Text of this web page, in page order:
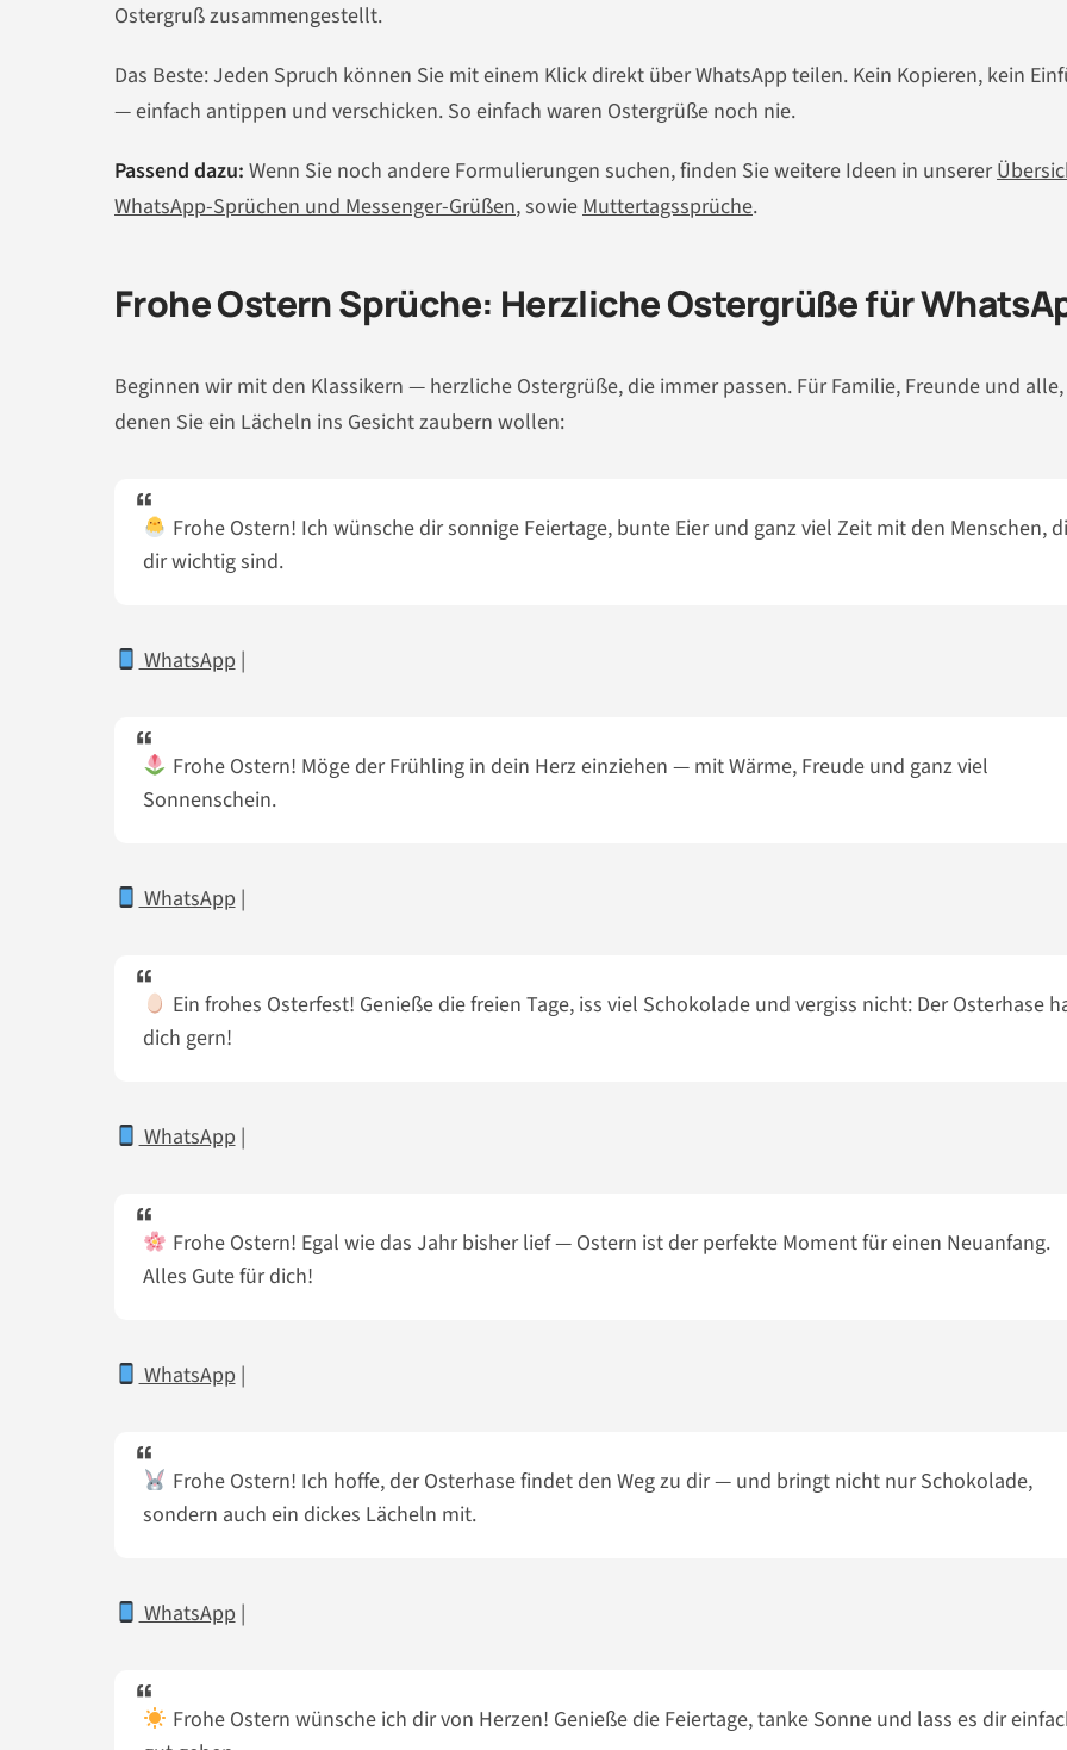
Ostergruß zusammengestellt.
Das Beste: Jeden Spruch können Sie mit einem Klick direkt über WhatsApp teilen. Kein Kopieren, kein
— einfach antippen und verschicken. So einfach waren Ostergrüße noch nie.
Passend dazu: Wenn Sie noch andere Formulierungen suchen, finden Sie weitere Ideen in unserer
WhatsApp-Sprüchen und Messenger-Grüßen, sowie Muttertagssprüche.
Frohe Ostern Sprüche: Herzliche Ostergrüße für
Beginnen wir mit den Klassikern — herzliche Ostergrüße, die immer passen. Für Familie, Freunde und alle,
denen Sie ein Lächeln ins Gesicht zaubern wollen:
Frohe Ostern! Ich wünsche dir sonnige Feiertage, bunte Eier und ganz viel Zeit mit den Menschen,
dir wichtig sind.
WhatsApp|
Frohe Ostern! Möge der Frühling in dein Herz einziehen — mit Wärme, Freude und ganz viel
Sonnenschein.
WhatsApp|
Ein frohes Osterfest! Genieße die freien Tage, iss viel Schokolade und vergiss nicht: Der Osterhase
dich gern!
WhatsApp|
Frohe Ostern! Egal wie das Jahr bisher lief — Ostern ist der perfekte Moment für einen Neuanfang.
Alles Gute für dich!
WhatsApp|
Frohe Ostern! Ich hoffe, der Osterhase findet den Weg zu dir — und bringt nicht nur Schokolade,
sondern auch ein dickes Lächeln mit.
WhatsApp|
Frohe Ostern wünsche ich dir von Herzen! Genieße die Feiertage, tanke Sonne und lass es dir